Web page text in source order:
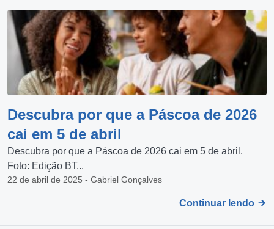
Descubra por que a Páscoa de 2026
cai em 5 de abril
Descubra por que a Páscoa de 2026 cai em 5 de abril.
Foto: Edição BT...
22 de abril de 2025 - Gabriel Gonçalves
Continuar lendo